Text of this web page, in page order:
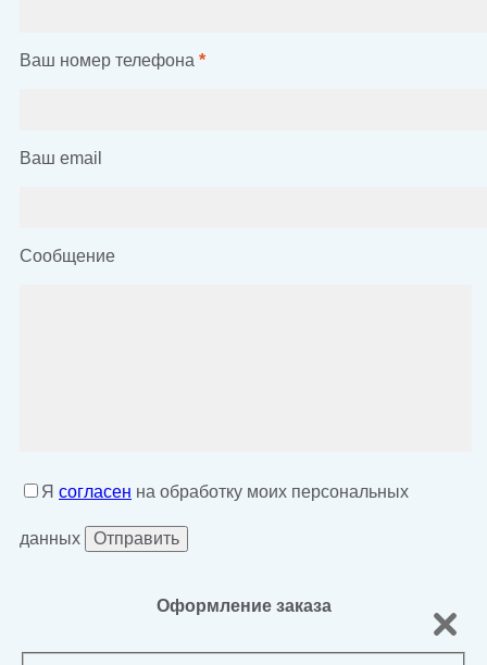
Ваш номер телефона *
Ваш email
Сообщение
Я согласен на обработку моих персональных
данных
Оформление заказа